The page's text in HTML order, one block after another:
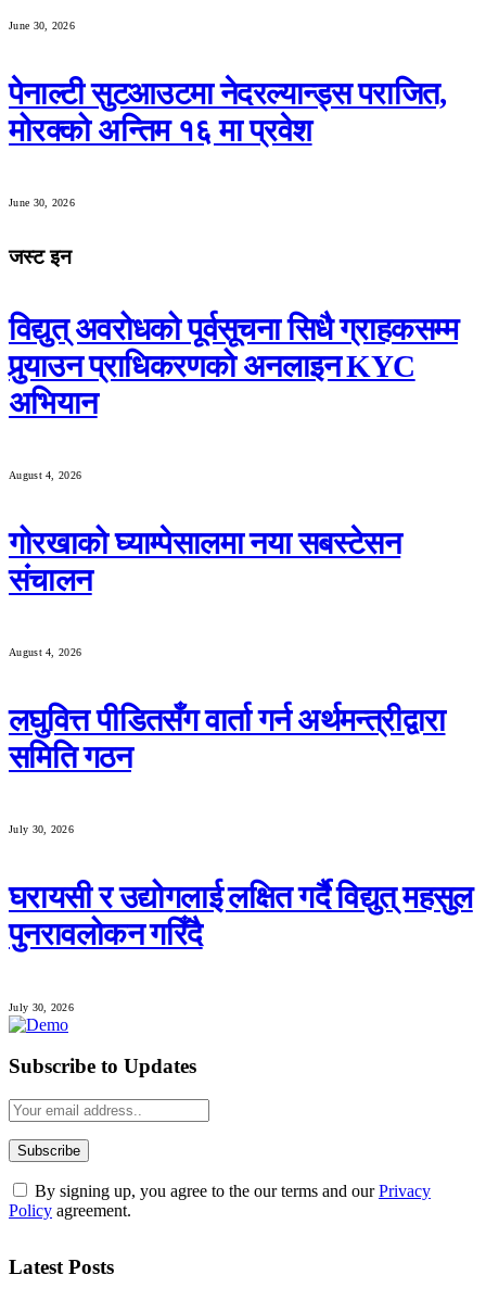
June 30, 2026
पेनाल्टी सुटआउटमा नेदरल्यान्ड्स पराजित,
मोरक्को अन्तिम १६ मा प्रवेश
June 30, 2026
जस्ट इन
विद्युत् अवरोधको पूर्वसूचना सिधै ग्राहकसम्म
पुर्‍याउन प्राधिकरणको अनलाइन KYC
अभियान
August 4, 2026
गोरखाको घ्याम्पेसालमा नया सबस्टेसन
संचालन
August 4, 2026
लघुवित्त पीडितसँग वार्ता गर्न अर्थमन्त्रीद्वारा
समिति गठन
July 30, 2026
घरायसी र उद्योगलाई लक्षित गर्दै विद्युत् महसुल
पुनरावलोकन गरिँदै
July 30, 2026
Subscribe to Updates
By signing up, you agree to the our terms and ourPrivacy
Policy agreement.
Latest Posts